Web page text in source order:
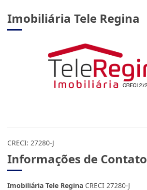
Imobiliária Tele Regina
CRECI: 27280-J
Informações de Contato
Imobiliária Tele Regina CRECI 27280-J